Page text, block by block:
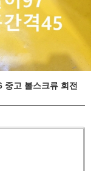
고 볼스크류 회전